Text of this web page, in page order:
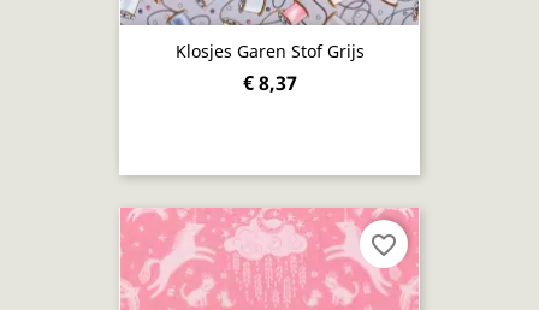
Klosjes Garen Stof Grijs
€ 8,37
favorite_border